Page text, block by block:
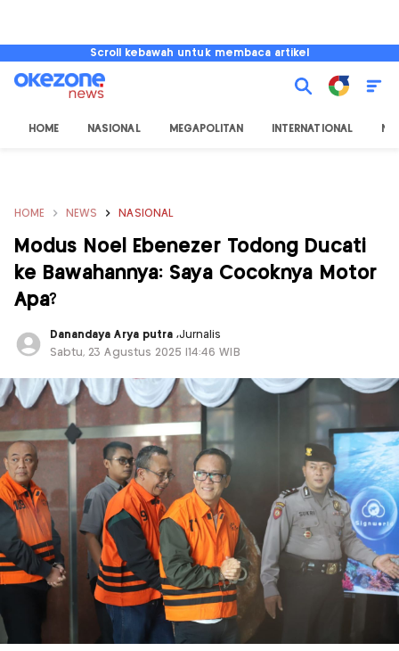
Scroll kebawah untuk membaca artikel
HOME NASIONAL MEGAPOLITAN INTERNATIONAL
HOME NEWS NASIONAL
Modus Noel Ebenezer Todong Ducati
ke Bawahannya: Saya Cocoknya Motor
Apa?
Danandaya Arya putra,Jurnalis
Sabtu, 23 Agustus 2025 |14:46 WIB